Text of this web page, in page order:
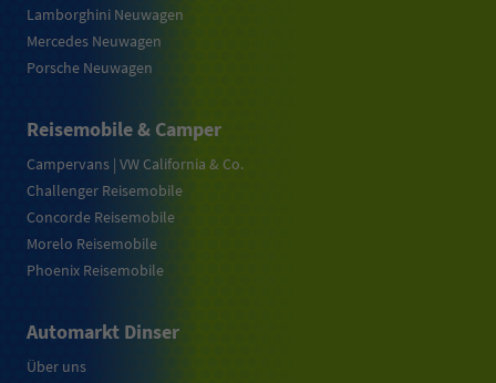
Lamborghini Neuwagen
Mercedes Neuwagen
Porsche Neuwagen
Reisemobile & Camper
Campervans | VW California & Co.
Challenger Reisemobile
Concorde Reisemobile
Morelo Reisemobile
Phoenix Reisemobile
Automarkt Dinser
Über uns